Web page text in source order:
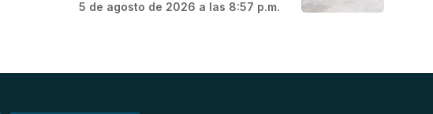
5 de agosto de 2026 a las 8:57 p.m.